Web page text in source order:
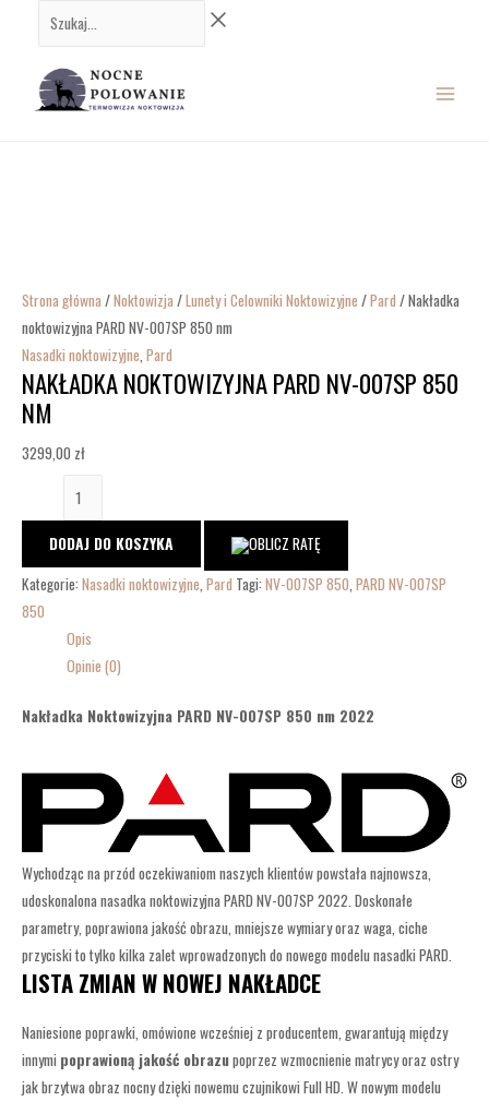
Szukaj...
MENU
Strona główna /Noktowizja /Lunety i Celowniki Noktowizyjne /Pard / Nakładka
noktowizyjna PARD NV-007SP 850 nm
Nasadki noktowizyjne Pard
NAKŁADKA NOKTOWIZYJNA PARD NV-007SP 850
NM
3299,00 zł
noktowizyjna
PARD
DODAJ DO KOSZYKA
Kategorie: Nasadki noktowizyjne, Pard Tagi: NV-007SP 850, PARD NV-007SP
850
Opis
Opinie (0)
Nakładka Noktowizyjna PARD NV-007SP 850 nm 2022
Wychodząc na przód oczekiwaniom naszych klientów powstała najnowsza,
udoskonalona nasadka noktowizyjna PARD NV-007SP 2022. Doskonałe
parametry, poprawiona jakość obrazu, mniejsze wymiary oraz waga, ciche
przyciski to tylko kilka zalet wprowadzonych do nowego modelu nasadki PARD.
LISTA ZMIAN W NOWEJ NAKŁADCE
Naniesione poprawki, omówione wcześniej z producentem, gwarantują między
innymi poprawioną jakość obrazupoprzez wzmocnienie matrycy oraz ostry
jak brzytwa obraz nocny dzięki nowemu czujnikowi Full HD. W nowym modelu